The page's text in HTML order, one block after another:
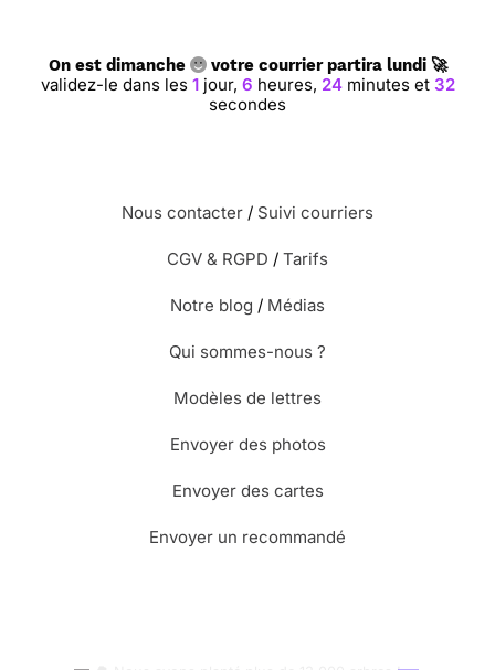
On est dimanche votre courrier partira lundi 🚀
validez-le dans les1 jour,6 heures, 24 minutes et31
secondes
Nous contacter / Suivi courriers
CGV & RGPD / Tarifs
Notre blog / Médias
Qui sommes-nous ?
Modèles de lettres
Envoyer des photos
Envoyer des cartes
Envoyer un recommandé